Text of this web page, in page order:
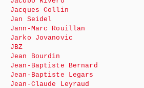
Jacques Collin
Jan Seidel
Jann-Marc Rouillan
Jarko Jovanovic
JBZ
Jean Bourdin
Jean-Baptiste Bernard
Jean-Baptiste Legars
Jean-Claude Leyraud